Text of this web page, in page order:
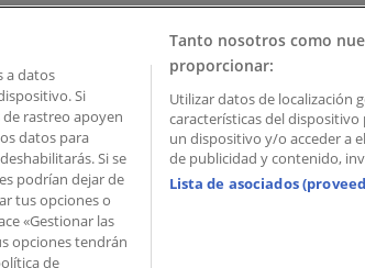
de Mar – 08039 Barcelona, Spain
a datos
Si
rastreo apoyen
datos para
Si se
podrían dejar de
tus opciones o
«Gestionar las
opciones tendrán
de
Tanto nosotros como
proporcionar:
Utilizar datos de localización
características del
un dispositivo y/o acceder a
de publicidad y contenido,
Lista de asociados